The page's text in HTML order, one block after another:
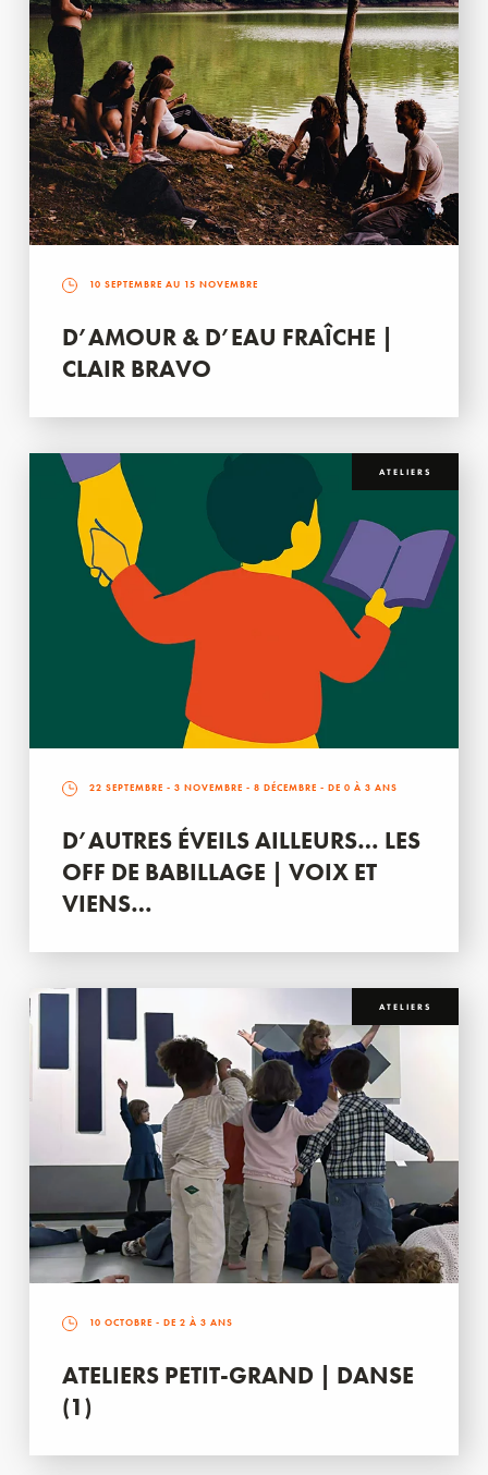
10 SEPTEMBRE AU 15 NOVEMBRE
D’AMOUR & D’EAU FRAÎCHE |
CLAIR BRAVO
ATELIERS
22 SEPTEMBRE - 3 NOVEMBRE - 8 DÉCEMBRE - DE 0 À 3 ANS
D’AUTRES ÉVEILS AILLEURS… LES
OFF DE BABILLAGE | VOIX ET
VIENS…
ATELIERS
10 OCTOBRE - DE 2 À 3 ANS
ATELIERS PETIT-GRAND | DANSE
(1)